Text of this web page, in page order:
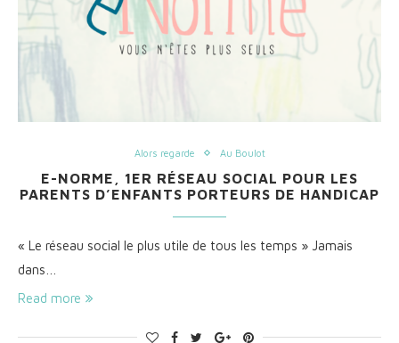
Alors regarde Au Boulot
E-NORME, 1ER RÉSEAU SOCIAL POUR LES
PARENTS D’ENFANTS PORTEURS DE HANDICAP
« Le réseau social le plus utile de tous les temps » Jamais
dans…
Read more